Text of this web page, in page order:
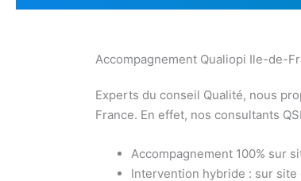
Accompagnement Qualiopi Ile-de-
Experts du conseil Qualité, nous
France. En effet, nos consultants
Accompagnement 100% sur
Intervention hybride : sur site